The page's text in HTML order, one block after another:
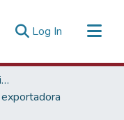
Log In (current)
Promoción de las Exportaciones